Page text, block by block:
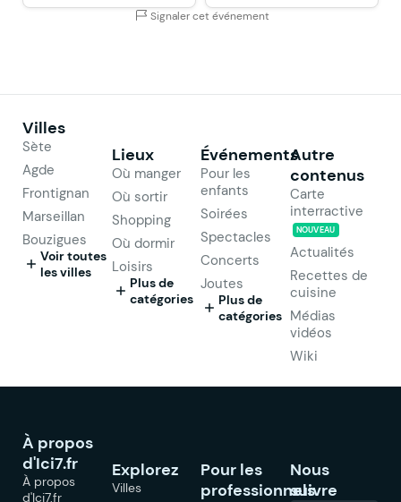
Signaler cet événement
Villes
Sète
Agde
Frontignan
Marseillan
Bouzigues
Voir toutes
les villes
Lieux
Où manger
Où sortir
Shopping
Où dormir
Loisirs
Plus de
catégories
Événements
Pour les
enfants
Soirées
Spectacles
Concerts
Joutes
Plus de
catégories
Autre
contenus
Carte
interractive
NOUVEAU
Actualités
Recettes de
cuisine
Médias
vidéos
Wiki
À propos
d'Ici7.fr
À propos
d'Ici7.fr
Explorez
Villes
Pour les
professionnels
Nous
suivre